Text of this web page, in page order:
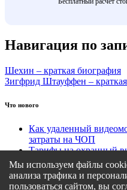
Навигация по
Шехин – краткая биография
Зигфрид Штауффен –
Что нового
Как удаленный
затраты на ЧОП
Тарифы на охранный
Этапы подключения
Кому подходит
Какие задачи решает
Мы используем файлы
анализа трафика и
пользоваться сайтом, вы